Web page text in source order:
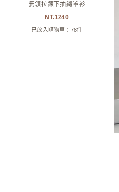
無領拉鍊下抽繩罩衫
1240
已放入購物車：78件